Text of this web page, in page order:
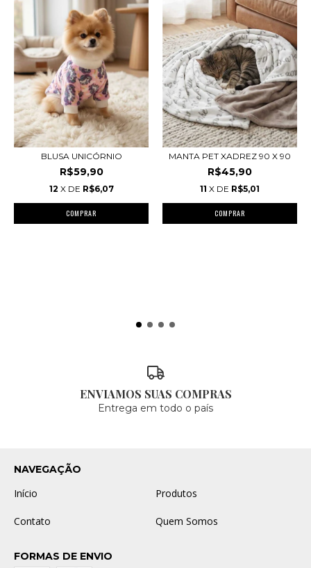
BLUSA UNICÓRNIO
R$59,90
12 X DE R$6,07
COMPRAR
MANTA PET XADREZ 90 X 90
R$45,90
11 X DE R$5,01
ENVIAMOS SUAS COMPRAS
Entrega em todo o país
NAVEGAÇÃO
Início Produtos
Contato Quem Somos
FORMAS DE ENVIO